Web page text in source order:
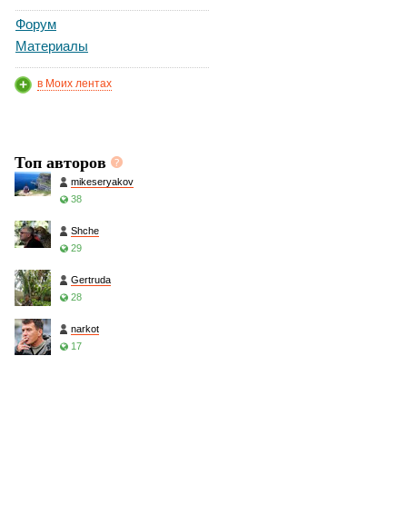
Форум
Материалы
в Моих лентах
Топ авторов
mikeseryakov
38
Shche
29
Gertruda
28
narkot
17